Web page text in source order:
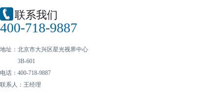
联系我们
400-718-9887
地址：北京市大兴区星光视界中心
3B-601
电话：400-718-9887
联系人：王经理